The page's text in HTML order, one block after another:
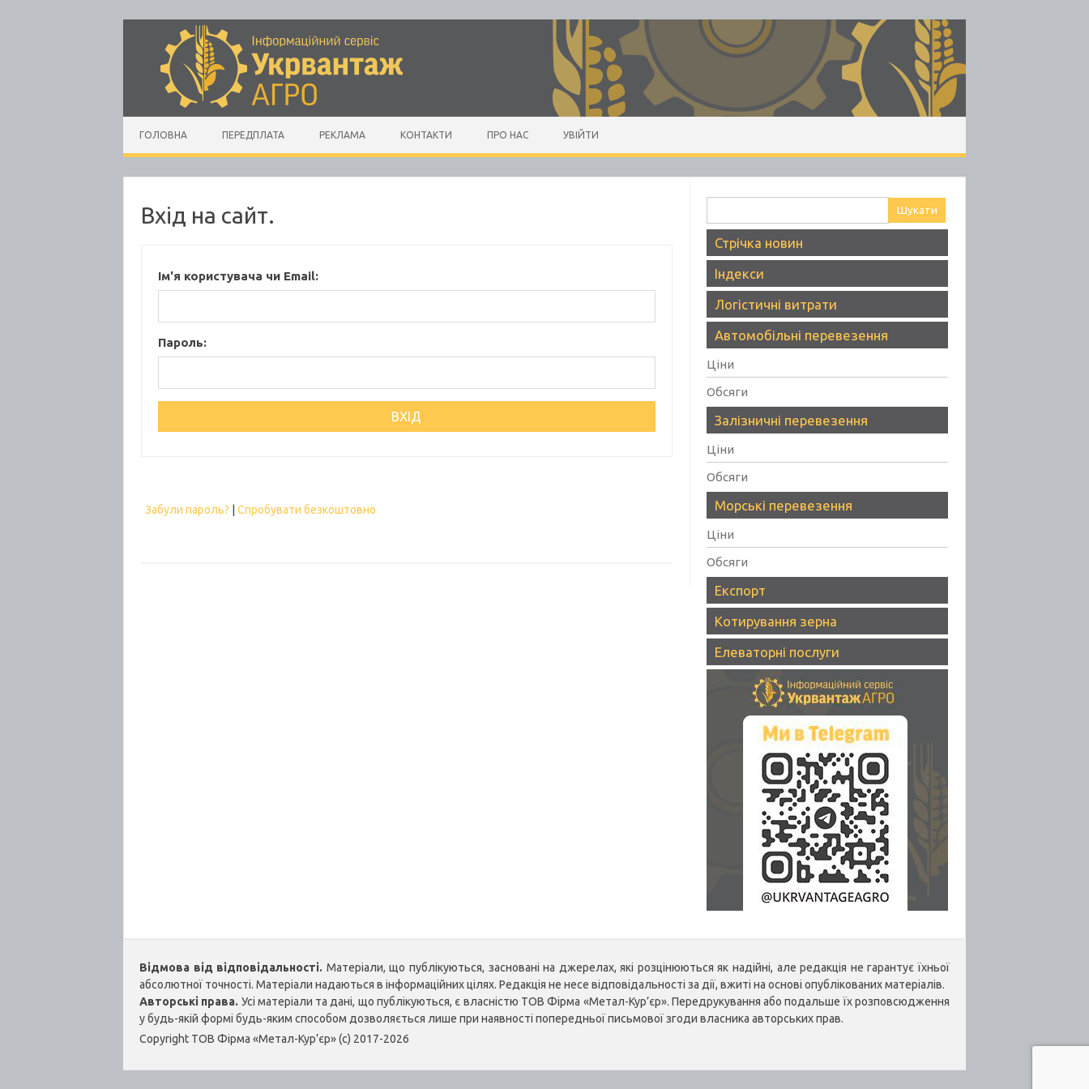
Skip to content
ГОЛОВНА ПЕРЕДПЛАТА РЕКЛАМА КОНТАКТИ ПРО НАС УВІЙТИ
Вхід на сайт.
Ім'я користувача чи Email:
Пароль:
Забули пароль? Спробувати безкоштовно
Стрічка новин
Індекси
Логістичні витрати
Автомобільні перевезення
Ціни
Обсяги
Залізничні перевезення
Ціни
Обсяги
Морські перевезення
Ціни
Обсяги
Експорт
Котирування зерна
Елеваторні послуги
Відмова від відповідальності. Матеріали, що публікуються, засновані на джерелах, які розцінюються як надійні, але редакція не гарантує їхньої
абсолютної точності. Матеріали надаються в інформаційних цілях. Редакція не несе відповідальності за дії, вжиті на основі опублікованих матеріалів.
Авторські права. Усі матеріали та дані, що публікуються, є власністю ТОВ Фірма «Метал-Кур’єр». Передрукування або подальше їх розповсюдження
у будь-якій формі будь-яким способом дозволяється лише при наявності попередньої письмової згоди власника авторських прав.
Copyright ТОВ Фірма «Метал-Кур’єр» (c) 2017-2026